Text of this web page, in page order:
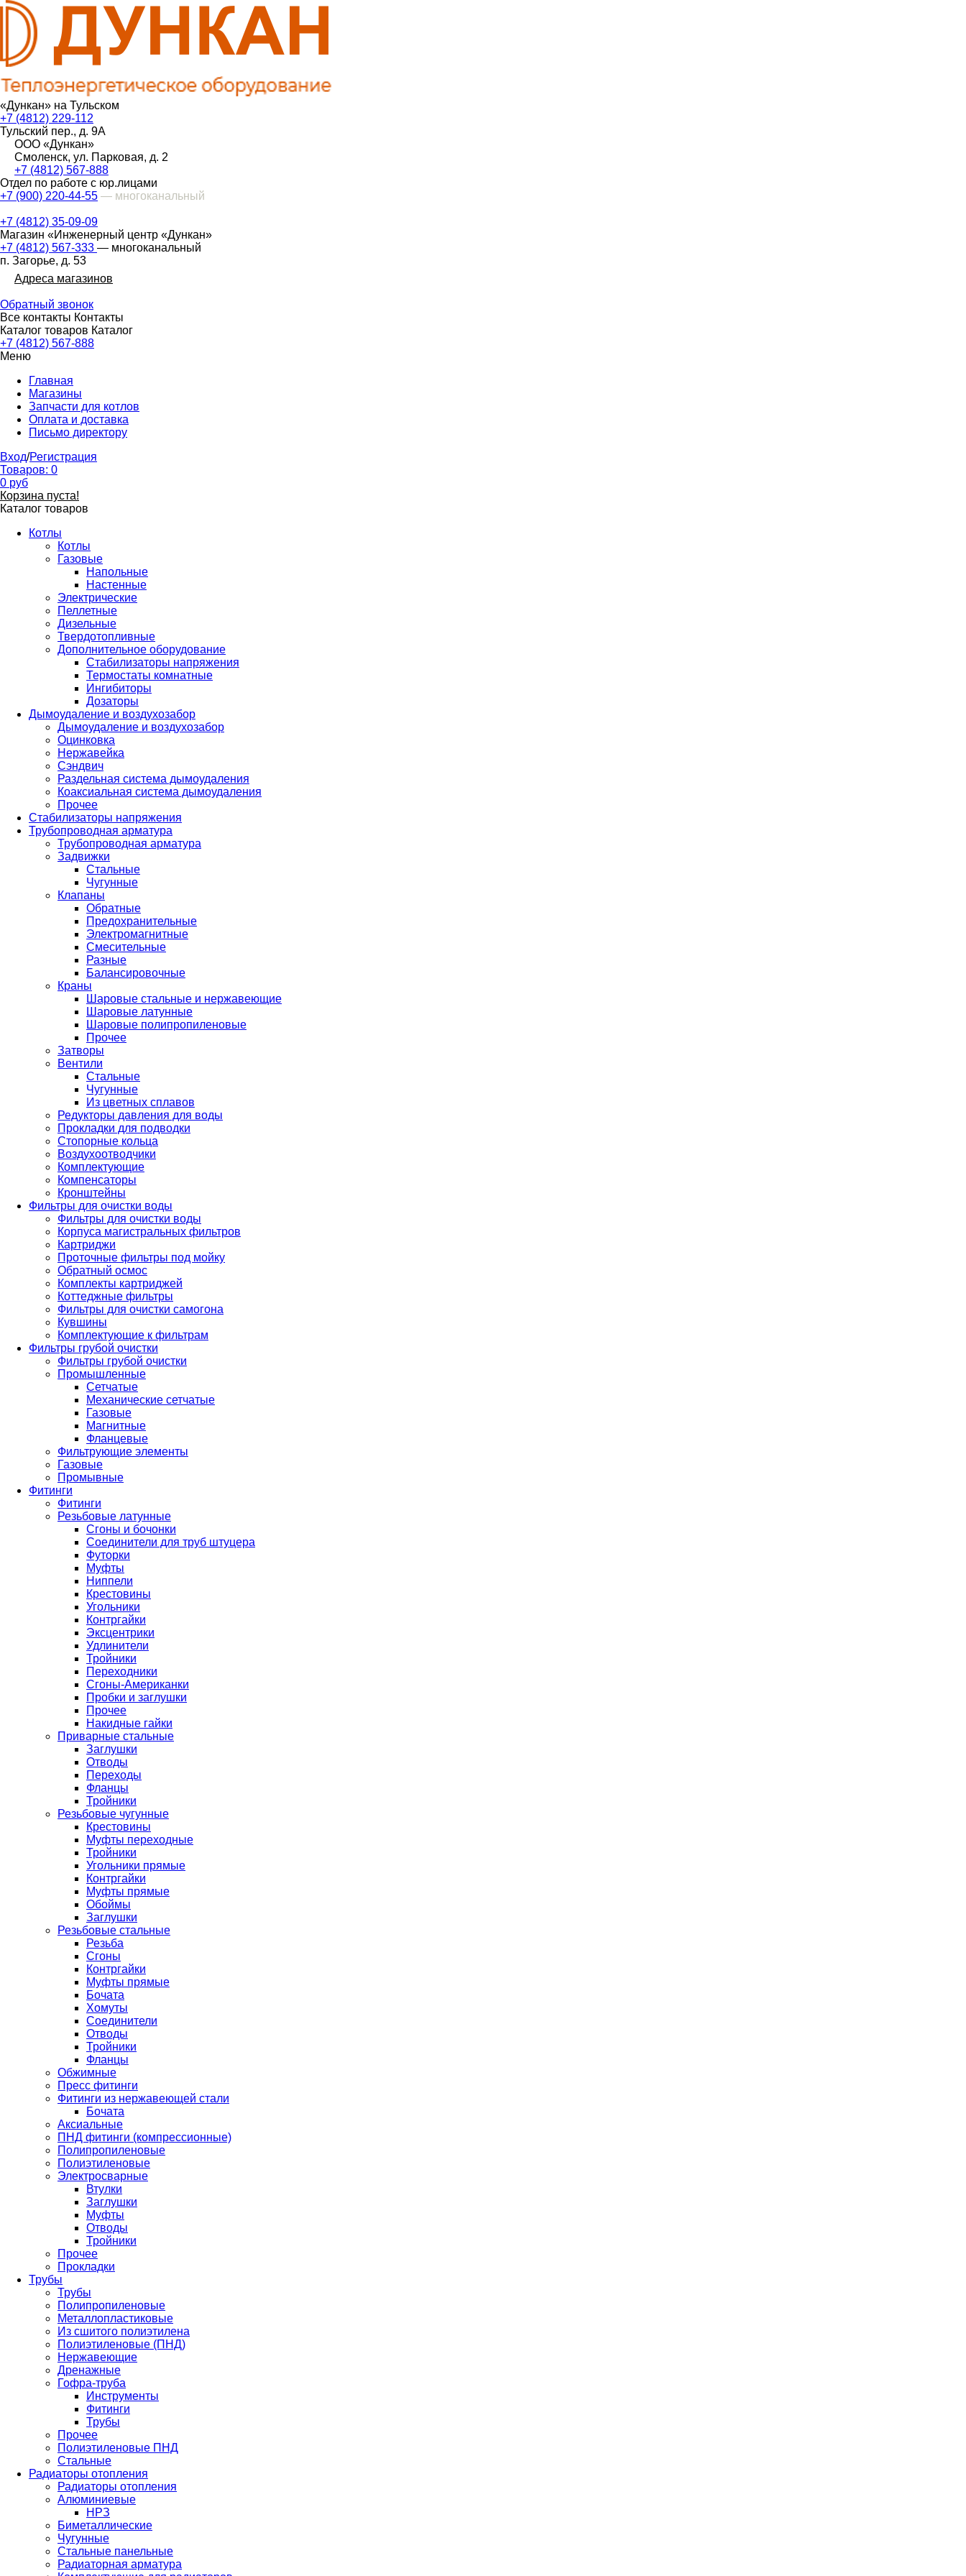
«Дункан» на Тульском
+7 (4812) 229-112
Тульский пер., д. 9А
ООО «Дункан»
Смоленск, ул. Парковая, д. 2
+7 (4812) 567-888
Отдел по работе с юр.лицами
+7 (900) 220-44-55 — многоканальный
+7 (4812) 35-09-09
Магазин «Инженерный центр «Дункан»
+7 (4812) 567-333 — многоканальный
п. Загорье, д. 53
Адреса магазинов
Обратный звонок
Все контакты Контакты
Каталог товаров Каталог
+7 (4812) 567-888
Меню
Главная
Магазины
Запчасти для котлов
Оплата и доставка
Письмо директору
Вход/Регистрация
Товаров: 0
0 руб
Корзина пуста!
Каталог товаров
Котлы
Котлы
Газовые
Напольные
Настенные
Электрические
Пеллетные
Дизельные
Твердотопливные
Дополнительное оборудование
Стабилизаторы напряжения
Термостаты комнатные
Ингибиторы
Дозаторы
Дымоудаление и воздухозабор
Дымоудаление и воздухозабор
Оцинковка
Нержавейка
Сэндвич
Раздельная система дымоудаления
Коаксиальная система дымоудаления
Прочее
Стабилизаторы напряжения
Трубопроводная арматура
Трубопроводная арматура
Задвижки
Стальные
Чугунные
Клапаны
Обратные
Предохранительные
Электромагнитные
Смесительные
Разные
Балансировочные
Краны
Шаровые стальные и нержавеющие
Шаровые латунные
Шаровые полипропиленовые
Прочее
Затворы
Вентили
Стальные
Чугунные
Из цветных сплавов
Редукторы давления для воды
Прокладки для подводки
Стопорные кольца
Воздухоотводчики
Комплектующие
Компенсаторы
Кронштейны
Фильтры для очистки воды
Фильтры для очистки воды
Корпуса магистральных фильтров
Картриджи
Проточные фильтры под мойку
Обратный осмос
Комплекты картриджей
Коттеджные фильтры
Фильтры для очистки самогона
Кувшины
Комплектующие к фильтрам
Фильтры грубой очистки
Фильтры грубой очистки
Промышленные
Сетчатые
Механические сетчатые
Газовые
Магнитные
Фланцевые
Фильтрующие элементы
Газовые
Промывные
Фитинги
Фитинги
Резьбовые латунные
Сгоны и бочонки
Соединители для труб штуцера
Футорки
Муфты
Ниппели
Крестовины
Угольники
Контргайки
Эксцентрики
Удлинители
Тройники
Переходники
Сгоны-Американки
Пробки и заглушки
Прочее
Накидные гайки
Приварные стальные
Заглушки
Отводы
Переходы
Фланцы
Тройники
Резьбовые чугунные
Крестовины
Муфты переходные
Тройники
Угольники прямые
Контргайки
Муфты прямые
Обоймы
Заглушки
Резьбовые стальные
Резьба
Сгоны
Контргайки
Муфты прямые
Бочата
Хомуты
Соединители
Отводы
Тройники
Фланцы
Обжимные
Пресс фитинги
Фитинги из нержавеющей стали
Бочата
Аксиальные
ПНД фитинги (компрессионные)
Полипропиленовые
Полиэтиленовые
Электросварные
Втулки
Заглушки
Муфты
Отводы
Тройники
Прочее
Прокладки
Трубы
Трубы
Полипропиленовые
Металлопластиковые
Из сшитого полиэтилена
Полиэтиленовые (ПНД)
Нержавеющие
Дренажные
Гофра-труба
Инструменты
Фитинги
Трубы
Прочее
Полиэтиленовые ПНД
Стальные
Радиаторы отопления
Радиаторы отопления
Алюминиевые
НРЗ
Биметаллические
Чугунные
Стальные панельные
Радиаторная арматура